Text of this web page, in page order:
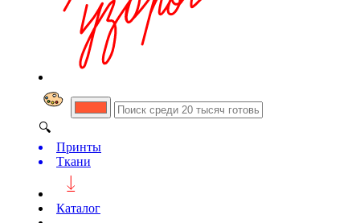
🔍
Принты
Ткани
Каталог